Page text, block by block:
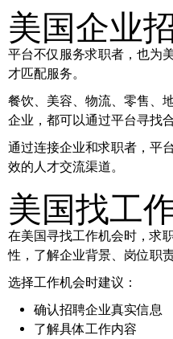
美国企业
平台不仅服务求职者，也为
才匹配服务。
餐饮、美容、物流、零售、
企业，都可以通过平台寻找
通过连接企业和求职者，平
效的人才交流渠道。
美国找工
在美国寻找工作机会时，求
性，了解企业背景、岗位职
选择工作机会时建议：
确认招聘企业真实信息
了解具体工作内容